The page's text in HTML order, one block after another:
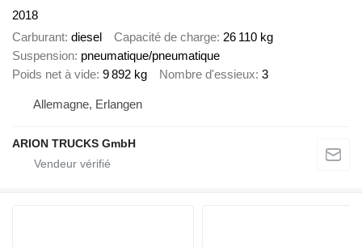
2018
Carburant diesel Capacité de charge 26 110 kg
Suspension pneumatique/pneumatique
Poids net à vide 9 892 kg Nombre d'essieux 3
Allemagne, Erlangen
ARION TRUCKS GmbH